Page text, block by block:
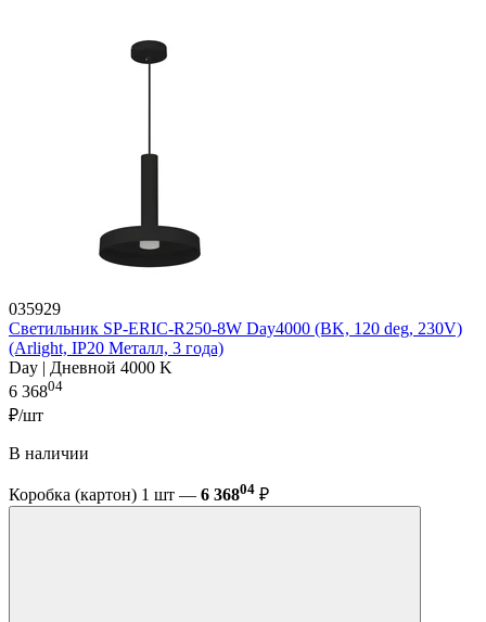
035929
Светильник SP-ERIC-R250-8W Day4000 (BK, 120 deg, 230V)
(Arlight, IP20 Металл, 3 года)
Day | Дневной 4000 K
6 36804
₽/шт
В наличии
Коробка (картон) 1 шт — 6 36804 ₽